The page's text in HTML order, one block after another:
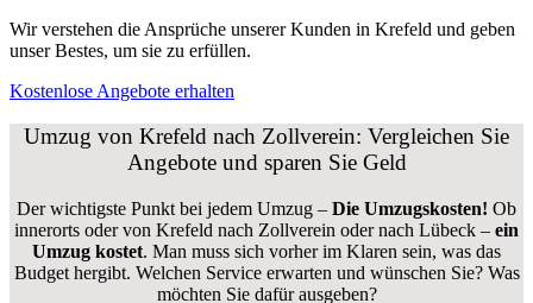
Wir verstehen die Ansprüche unserer Kunden in Krefeld und geben
unser Bestes, um sie zu erfüllen.
Kostenlose Angebote erhalten
Umzug von Krefeld nach Zollverein: Vergleichen Sie
Angebote und sparen Sie Geld
Der wichtigste Punkt bei jedem Umzug – Die Umzugskosten! Ob
innerorts oder von Krefeld nach Zollverein oder nach Lübeck – ein
Umzug kostet. Man muss sich vorher im Klaren sein, was das
Budget hergibt. Welchen Service erwarten und wünschen Sie? Was
möchten Sie dafür ausgeben?